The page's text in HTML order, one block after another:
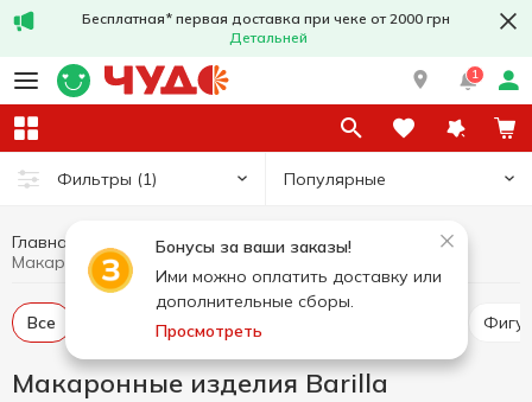
Бесплатная* первая доставка при чеке от 2000 грн
Детальней
1
Фильтры (1) Популярные
Бонусы за ваши заказы!
Ими можно оплатить доставку или
дополнительные сборы.
Просмотреть
Главная Бакалея
Макаронные изделия
Все Спагетти и длинная паста
Макаронные изделия Barilla